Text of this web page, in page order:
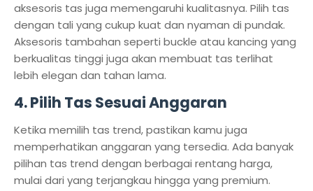
aksesoris tas juga memengaruhi kualitasnya. Pilih tas
dengan tali yang cukup kuat dan nyaman di pundak.
Aksesoris tambahan seperti buckle atau kancing yang
berkualitas tinggi juga akan membuat tas terlihat
lebih elegan dan tahan lama.
4. Pilih Tas Sesuai Anggaran
Ketika memilih tas trend, pastikan kamu juga
memperhatikan anggaran yang tersedia. Ada banyak
pilihan tas trend dengan berbagai rentang harga,
mulai dari yang terjangkau hingga yang premium.